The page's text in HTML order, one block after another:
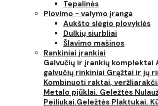
Tepalinės
Plovimo - valymo įranga
Aukšto slėgio plovyklės
Dulkių siurbliai
Šlavimo mašinos
Rankiniai įrankiai
Galvučių ir įrankių komplektai
galvučių rinkiniai Grąžtai ir jų
Kombinuoti raktai,
Metalo pjūklai. Geležtės
Peiliukai.Geležtės Plaktukai.